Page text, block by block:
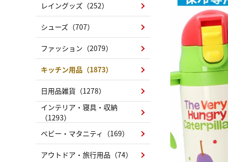
レイングッズ（252）
シューズ（707）
ファッション（2079）
キッチン用品（1873）
日用品雑貨（1278）
インテリア・寝具・収納
（1293）
ベビー・マタニティ（169）
アウトドア・旅行用品（74）